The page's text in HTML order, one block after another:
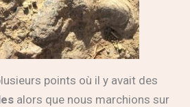
points où il y avait des
alors que nous marchions sur